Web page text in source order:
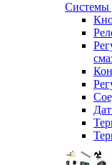
Системы